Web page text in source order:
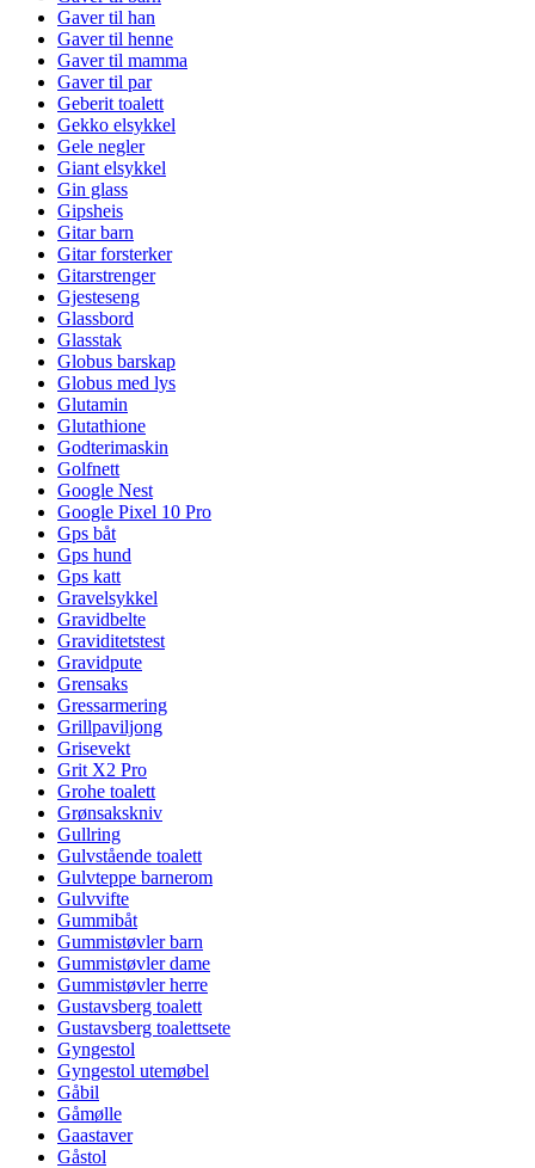
Gaver til han
Gaver til henne
Gaver til mamma
Gaver til par
Geberit toalett
Gekko elsykkel
Gele negler
Giant elsykkel
Gin glass
Gipsheis
Gitar barn
Gitar forsterker
Gitarstrenger
Gjesteseng
Glassbord
Glasstak
Globus barskap
Globus med lys
Glutamin
Glutathione
Godterimaskin
Golfnett
Google Nest
Google Pixel 10 Pro
Gps båt
Gps hund
Gps katt
Gravelsykkel
Gravidbelte
Graviditetstest
Gravidpute
Grensaks
Gressarmering
Grillpaviljong
Grisevekt
Grit X2 Pro
Grohe toalett
Grønsakskniv
Gullring
Gulvstående toalett
Gulvteppe barnerom
Gulvvifte
Gummibåt
Gummistøvler barn
Gummistøvler dame
Gummistøvler herre
Gustavsberg toalett
Gustavsberg toalettsete
Gyngestol
Gyngestol utemøbel
Gåbil
Gåmølle
Gaastaver
Gåstol